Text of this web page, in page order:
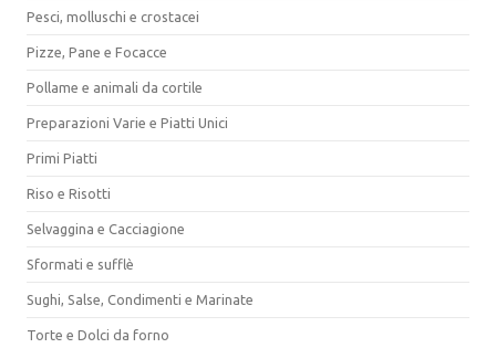
Pesci, molluschi e crostacei
Pizze, Pane e Focacce
Pollame e animali da cortile
Preparazioni Varie e Piatti Unici
Primi Piatti
Riso e Risotti
Selvaggina e Cacciagione
Sformati e sufflè
Sughi, Salse, Condimenti e Marinate
Torte e Dolci da forno